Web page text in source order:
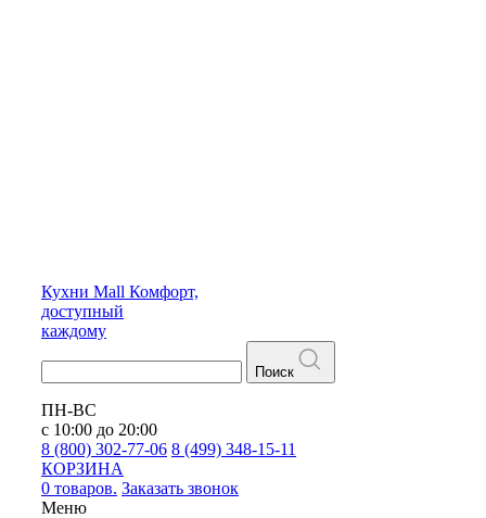
Кухни Mall Комфорт,
доступный
каждому
Поиск
ПН-ВС
с 10:00 до 20:00
8 (800) 302-77-06 8 (499) 348-15-11
КОРЗИНА
0 товаров. Заказать звонок
Меню